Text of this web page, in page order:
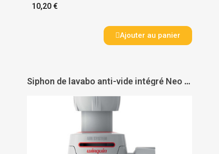
10,20 €
Ajouter au panier
Siphon de lavabo anti-vide intégré Neo Air System - WIRQUIN PRO